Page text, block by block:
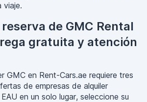
viaje.
de GMC Rental
gratuita y atención
GMC en Rent-Cars.ae requiere tres
de empresas de alquiler
en un solo lugar, seleccione su